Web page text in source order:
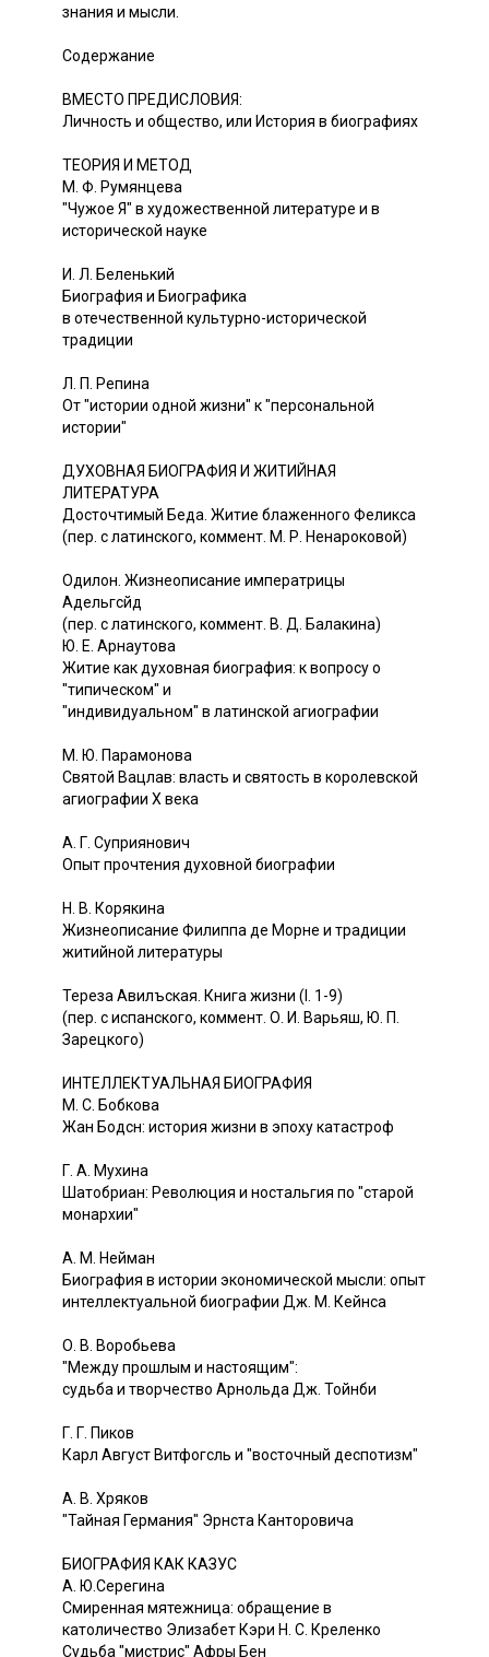
знания и мысли.
Содержание
ВМЕСТО ПРЕДИСЛОВИЯ:
Личность и общество, или История в биографиях
ТЕОРИЯ И МЕТОД
М. Ф. Румянцева
"Чужое Я" в художественной литературе и в
исторической науке
И. Л. Беленький
Биография и Биографика
в отечественной культурно-исторической
традиции
Л. П. Репина
От "истории одной жизни" к "персональной
истории"
ДУХОВНАЯ БИОГРАФИЯ И ЖИТИЙНАЯ
ЛИТЕРАТУРА
Досточтимый Беда. Житие блаженного Феликса
(пер. с латинского, коммент. М. Р. Ненароковой)
Одилон. Жизнеописание императрицы
Адельгсйд
(пер. с латинского, коммент. В. Д. Балакина)
Ю. Е. Арнаутова
Житие как духовная биография: к вопросу о
"типическом" и
"индивидуальном" в латинской агиографии
М. Ю. Парамонова
Святой Вацлав: власть и святость в королевской
агиографии X века
А. Г. Суприянович
Опыт прочтения духовной биографии
Н. В. Корякина
Жизнеописание Филиппа де Морне и традиции
житийной литературы
Тереза Авилъская. Книга жизни (I. 1-9)
(пер. с испанского, коммент. О. И. Варьяш, Ю. П.
Зарецкого)
ИНТЕЛЛЕКТУАЛЬНАЯ БИОГРАФИЯ
М. С. Бобкова
Жан Бодсн: история жизни в эпоху катастроф
Г. А. Мухина
Шатобриан: Революция и ностальгия по "старой
монархии"
А. М. Нейман
Биография в истории экономической мысли: опыт
интеллектуальной биографии Дж. М. Кейнса
О. В. Воробьева
"Между прошлым и настоящим":
судьба и творчество Арнольда Дж. Тойнби
Г. Г. Пиков
Карл Август Витфогсль и "восточный деспотизм"
А. В. Хряков
"Тайная Германия" Эрнста Канторовича
БИОГРАФИЯ КАК КАЗУС
А. Ю.Серегина
Смиренная мятежница: обращение в
католичество Элизабет Кэри Н. С. Креленко
Судьба "мистрис" Афры Бен